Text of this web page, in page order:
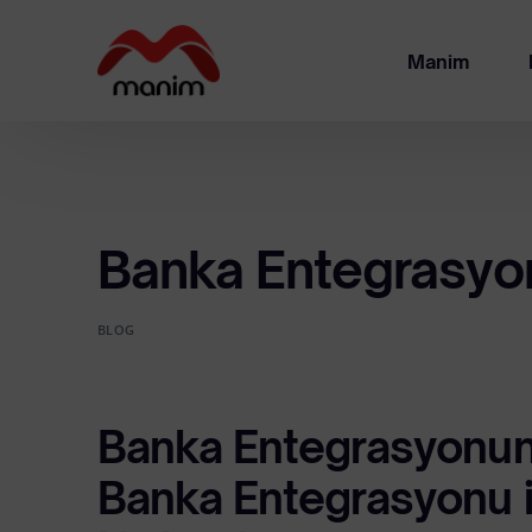
Manim
Banka
BLOG
Banka
Banka